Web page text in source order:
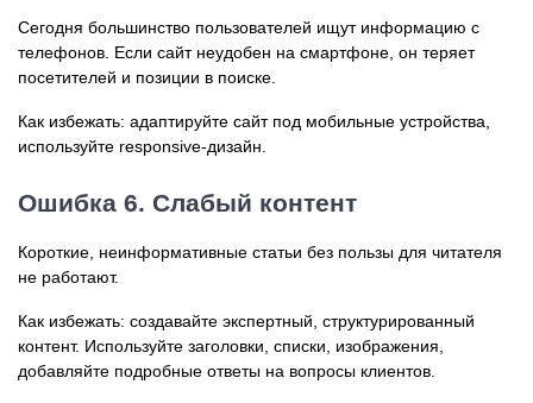
Сегодня большинство пользователей ищут информацию с
телефонов. Если сайт неудобен на смартфоне, он теряет
посетителей и позиции в поиске.
Как избежать: адаптируйте сайт под мобильные устройства,
используйте responsive-дизайн.
Ошибка 6. Слабый контент
Короткие, неинформативные статьи без пользы для читателя
не работают.
Как избежать: создавайте экспертный, структурированный
контент. Используйте заголовки, списки, изображения,
добавляйте подробные ответы на вопросы клиентов.